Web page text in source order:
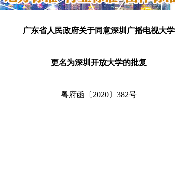
广东省人民政府关于同意深圳广播电视大学
更名为深圳开放大学的批复
粤府函〔2020〕382号